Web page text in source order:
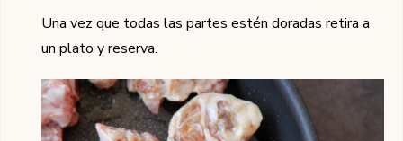
Una vez que todas las partes estén doradas retira a
un plato y reserva.